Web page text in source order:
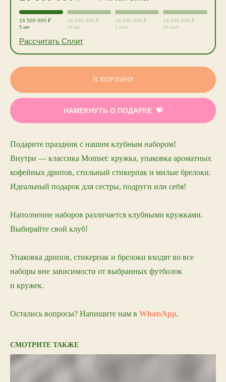
16 500 000 ₽
5 авг
16 500 000 ₽
19 авг
16 500 000 ₽
2 сент
16 500 000 ₽
16 сент
Рассчитать Сплит
В КОРЗИНУ
НАМЕКНУТЬ О ПОДАРКЕ
Подарите праздник с нашим клубным набором!
Внутри — классика Momset: кружка, упаковка ароматных
кофейных дрипов, стильный стикерпак и милые брелоки.
Идеальный подарок для сестры, подруги или себя!
Наполнение наборов различается клубными кружками.
Выбирайте свой клуб!
Упаковка дрипов, стикерпак и брелоки входят во все
наборы вне зависимости от выбранных футболок
и кружек.
Остались вопросы? Напишите нам в WhatsApp.
СМОТРИТЕ ТАКЖЕ